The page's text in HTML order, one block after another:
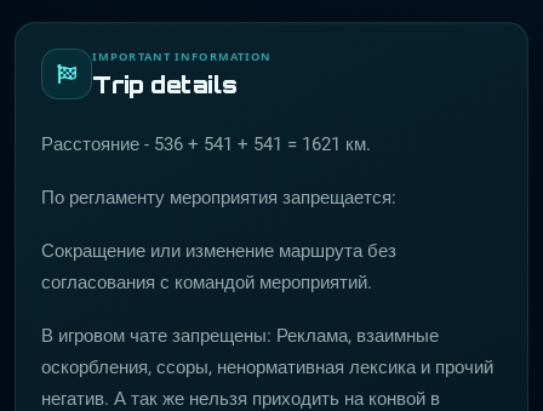
IMPORTANT INFORMATION
Trip details
Расстояние - 536 + 541 + 541 = 1621 км.
По регламенту мероприятия запрещается:
Сокращение или изменение маршрута без
согласования с командой мероприятий.
В игровом чате запрещены: Реклама, взаимные
оскорбления, ссоры, ненормативная лексика и прочий
негатив. А так же нельзя приходить на конвой в